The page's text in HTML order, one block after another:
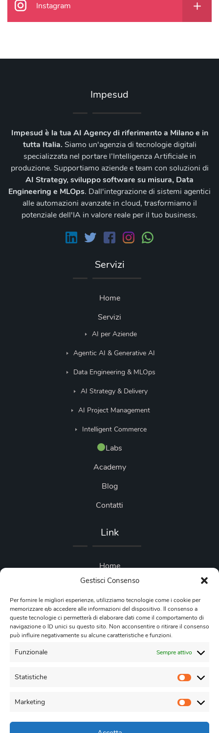
Gestisci Consenso
Per fornire le migliori esperienze, utilizziamo tecnologie come i cookie per
memorizzare e/o accedere alle informazioni del dispositivo. Il consenso a
queste tecnologie ci permetterà di elaborare dati come il comportamento di
navigazione o ID unici su questo sito. Non acconsentire o ritirare il consenso
può influire negativamente su alcune caratteristiche e funzioni.
Funzionale Sempre attivo
Statistiche
Marketing
Instagram
Impesud
Impesud è la tua AI Agency di riferimento a Milano e in
tutta Italia. Siamo un'agenzia di tecnologie digitali
specializzata nel portare l’Intelligenza Artificiale in
produzione. Supportiamo aziende e team con soluzioni di
AI Strategy, sviluppo software su misura, Data
Engineering e MLOps. Dall'integrazione di sistemi agentici
alle automazioni avanzate in cloud, trasformiamo il
potenziale dell'IA in valore reale per il tuo business.
Servizi
Home
Servizi
AI per Aziende
Agentic AI & Generative AI
Data Engineering & MLOps
AI Strategy & Delivery
AI Project Management
Intelligent Commerce
Labs
Academy
Blog
Contatti
Link
Home
Blog
Privacy Policy
Cookie Policy
amministrazione[at]impesud.it
per richieste di informazioni e preventivi